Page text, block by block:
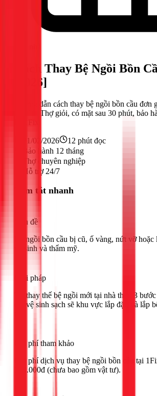
Cách Thay Bệ Ngồi Bồn
[2026]
Hướng dẫn cách thay bệ ngồi bồn cầu đơn
tại nhà. Thợ giỏi, có mặt sau 30 phút, bảo
21/02/2026 12 phút đọc
Bảo hành 12 tháng
Thợ chuyên nghiệp
Hỗ trợ 24/7
Tóm tắt nhanh
Vấn đề
Bệ ngồi bồn cầu bị cũ, ố vàng, nứt vỡ
vệ sinh và thẩm mỹ.
Giải pháp
Tự thay thế bệ ngồi mới tại nhà theo 3
cũ, vệ sinh sạch sẽ khu vực lắp đặt, và lắp
Chi phí tham khảo
Chi phí dịch vụ thay bệ ngồi bồn cầu tại
350.000đ (chưa bao gồm vật tư).